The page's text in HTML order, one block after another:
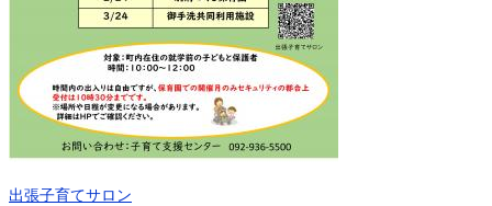
出張子育てサロン